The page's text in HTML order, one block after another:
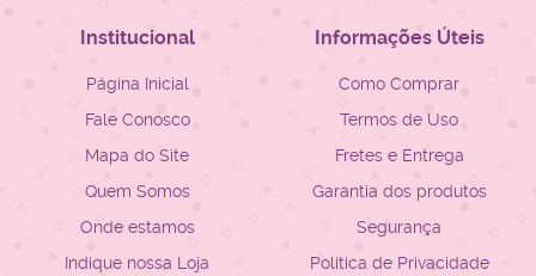
Institucional
Página Inicial
Fale Conosco
Mapa do Site
Quem Somos
Onde estamos
Indique nossa Loja
Informações Úteis
Como Comprar
Termos de Uso
Fretes e Entrega
Garantia dos produtos
Segurança
Política de Privacidade